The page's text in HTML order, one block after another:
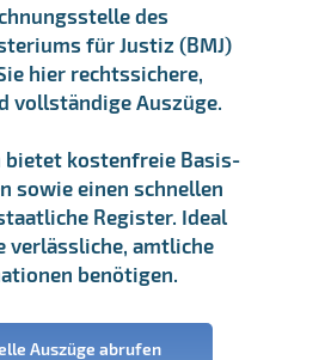
des
für Justiz (BMJ)
hier rechtssichere,
vollständige Auszüge.
bietet kostenfreie Basis-
sowie einen schnellen
Register. Ideal
verlässliche, amtliche
benötigen.
Auszüge abrufen